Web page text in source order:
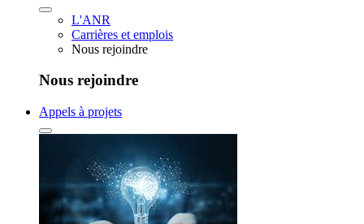
L'ANR
Carrières et emplois
Nous rejoindre
Nous rejoindre
Appels à projets